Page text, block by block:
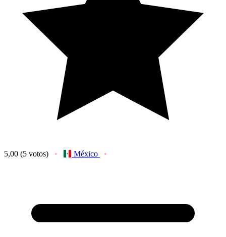
5,00 (5 votos) México